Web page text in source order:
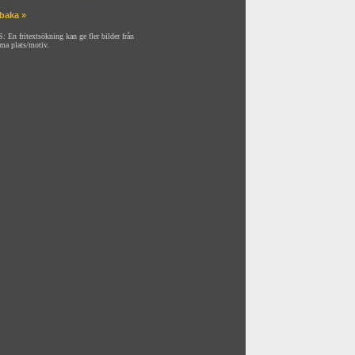
»
En fritextsökning kan ge fler bilder från
plats/motiv.